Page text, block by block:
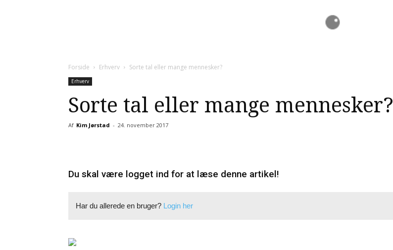
Forside Erhverv Sorte tal eller mange mennesker?
Erhverv
Sorte tal eller mange mennesker?
Af Kim Jørstad - 24. november 2017
Du skal være logget ind for at læse denne artikel!
Har du allerede en bruger? Login her